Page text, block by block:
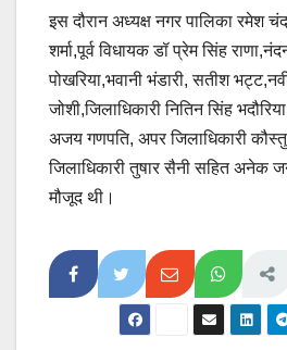
इस दौरान अध्यक्ष नगर पालिका रमेश
शर्मा,पूर्व विधायक डॉ प्रेम सिंह
पोखरिया,भवानी भंडारी, सतीश
जोशी,जिलाधिकारी नितिन सिंह
अजय गणपति, अपर जिलाधिकारी
जिलाधिकारी तुषार सैनी सहित अनेक
मौजूद थी।